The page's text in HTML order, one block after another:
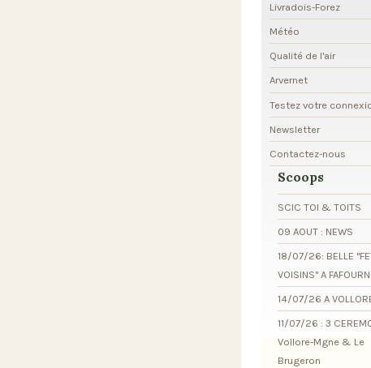
Livradois-Forez
Météo
Qualité de l'air
Arvernet
Testez votre
Newsletter
Contactez-nous
Scoops
SCIC TOI & TOITS
09 AOUT : NEWS
18/07/26: BELLE
VOISINS" A
14/07/26 A
11/07/26 : 3
Vollore-Mgne & Le
Brugeron